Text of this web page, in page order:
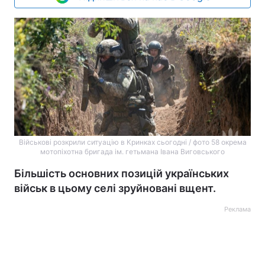
Військові розкрили ситуацію в Кринках сьогодні / фото 58 окрема
мотопіхотна бригада ім. гетьмана Івана Виговського
Більшість основних позицій українських
військ в цьому селі зруйновані вщент.
Реклама